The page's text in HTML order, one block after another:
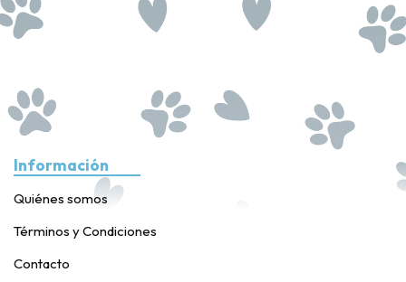
Información
Quiénes somos
Términos y Condiciones
Contacto